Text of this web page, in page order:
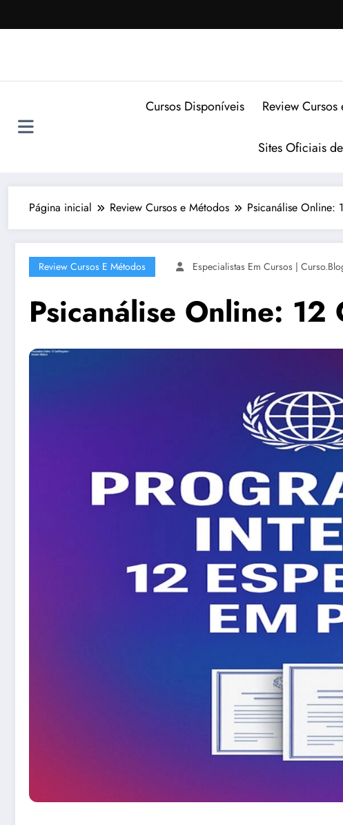
para
Cursos Disponíveis Review
Sites Oficiais
Página inicial Review Cursos e Métodos Psicanálise Online:
Review Cursos E Métodos Especialistas Em Cursos |
Psicanálise Online: